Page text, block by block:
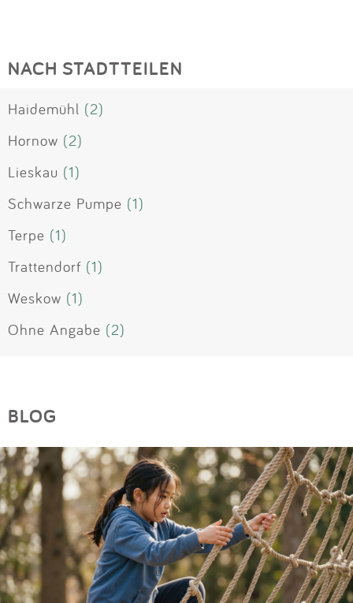
NACH STADTTEILEN
Haidemühl (2)
Hornow (2)
Lieskau (1)
Schwarze Pumpe (1)
Terpe (1)
Trattendorf (1)
Weskow (1)
Ohne Angabe (2)
BLOG